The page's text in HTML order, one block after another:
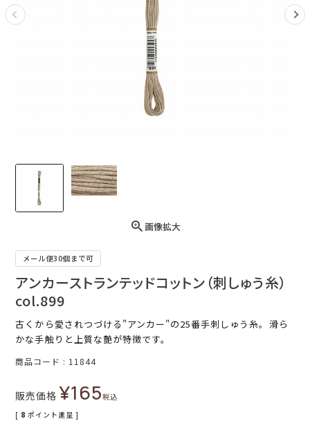
画像拡大
メール便30個まで可
アンカーストランテッドコットン（刺しゅう糸）
col.899
古くから愛されつづける"アンカー"の25番手刺しゅう糸。滑ら
かな手触りと上質な艶が特徴です。
商品コード 11844
販売価格 ¥165税込
[ 8 ポイント進呈 ]